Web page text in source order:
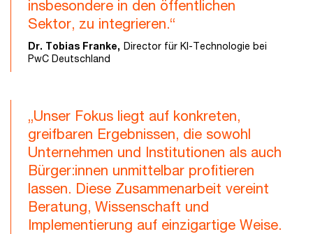
insbesondere in den öffentlichen
Sektor, zu integrieren.“
Dr. Tobias Franke, Director für KI-Technologie bei
PwC Deutschland
„Unser Fokus liegt auf konkreten,
greifbaren Ergebnissen, die sowohl
Unternehmen und Institutionen als auch
Bürger:innen unmittelbar profitieren
lassen. Diese Zusammenarbeit vereint
Beratung, Wissenschaft und
Implementierung auf einzigartige Weise.